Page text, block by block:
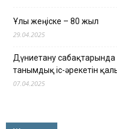
Ұлы жеңіске – 80 жыл
29.04.2025
Дүниетану
танымдық іс-әрекетін
07.04.2025